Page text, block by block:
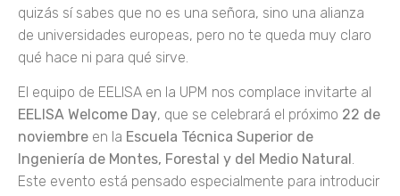
quizás sí sabes que no es una señora, sino una alianza
de universidades europeas, pero no te queda muy claro
qué hace ni para qué sirve.
El equipo de EELISA en la UPM nos complace invitarte al
EELISA Welcome Day, que se celebrará el próximo 22 de
noviembre en la Escuela Técnica Superior de
Ingeniería de Montes, Forestal y del Medio Natural .
Este evento está pensado especialmente para introducir